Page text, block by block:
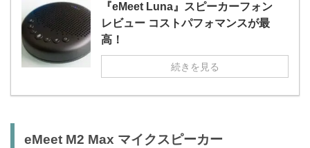
『eMeet Luna』スピーカーフォン
レビュー コストパフォマンスが最
高！
続きを見る
eMeet M2 Max マイクスピーカー